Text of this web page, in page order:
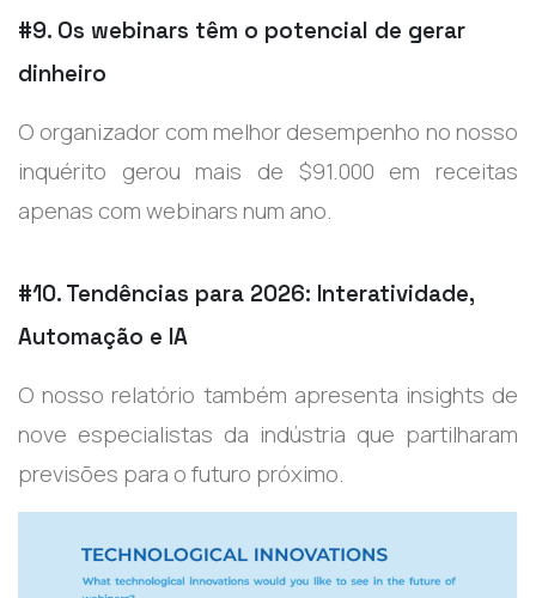
#9. Os webinars têm o potencial de gerar
dinheiro
O organizador com melhor desempenho no nosso
inquérito gerou mais de $91.000 em receitas
apenas com webinars num ano.
#10. Tendências para 2026: Interatividade,
Automação e IA
O nosso relatório também apresenta insights de
nove especialistas da indústria que partilharam
previsões para o futuro próximo.